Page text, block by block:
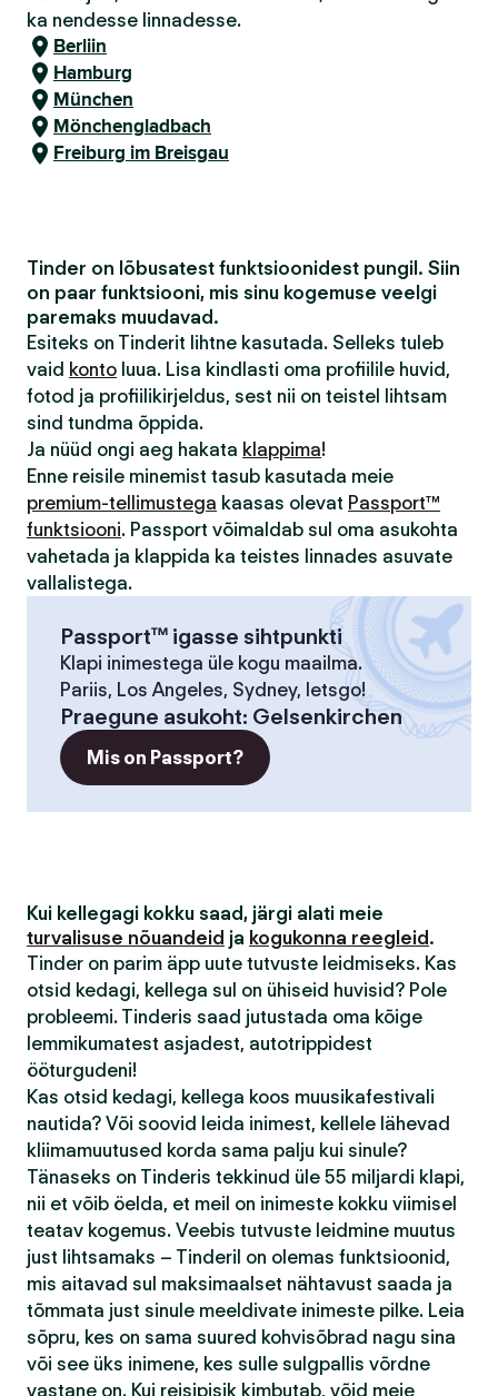
ka nendesse linnadesse.
Berliin
Hamburg
München
Mönchengladbach
Freiburg im Breisgau
Tinder on lõbusatest funktsioonidest pungil. Siin
on paar funktsiooni, mis sinu kogemuse veelgi
paremaks muudavad.
Esiteks on Tinderit lihtne kasutada. Selleks tuleb
vaid konto luua. Lisa kindlasti oma profiilile huvid,
fotod ja profiilikirjeldus, sest nii on teistel lihtsam
sind tundma õppida.
Ja nüüd ongi aeg hakata klappima!
Enne reisile minemist tasub kasutada meie
premium-tellimustega kaasas olevat Passport™
funktsiooni. Passport võimaldab sul oma asukohta
vahetada ja klappida ka teistes linnades asuvate
vallalistega.
Passport™ igasse sihtpunkti
Klapi inimestega üle kogu maailma.
Pariis, Los Angeles, Sydney, letsgo!
Praegune asukoht: Gelsenkirchen
Mis on Passport?
Kui kellegagi kokku saad, järgi alati meie
turvalisuse nõuandeid ja kogukonna reegleid .
Tinder on parim äpp uute tutvuste leidmiseks. Kas
otsid kedagi, kellega sul on ühiseid huvisid? Pole
probleemi. Tinderis saad jutustada oma kõige
lemmikumatest asjadest, autotrippidest
ööturgudeni!
Kas otsid kedagi, kellega koos muusikafestivali
nautida? Või soovid leida inimest, kellele lähevad
kliimamuutused korda sama palju kui sinule?
Tänaseks on Tinderis tekkinud üle 55 miljardi klapi,
nii et võib öelda, et meil on inimeste kokku viimisel
teatav kogemus. Veebis tutvuste leidmine muutus
just lihtsamaks – Tinderil on olemas funktsioonid,
mis aitavad sul maksimaalset nähtavust saada ja
tõmmata just sinule meeldivate inimeste pilke. Leia
sõpru, kes on sama suured kohvisõbrad nagu sina
või see üks inimene, kes sulle sulgpallis võrdne
vastane on. Kui reisipisik kimbutab, võid meie